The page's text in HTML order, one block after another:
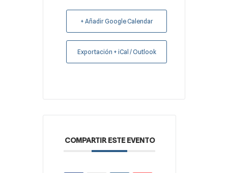
+ Añadir Google Calendar
Exportación + iCal / Outlook
COMPARTIR ESTE EVENTO